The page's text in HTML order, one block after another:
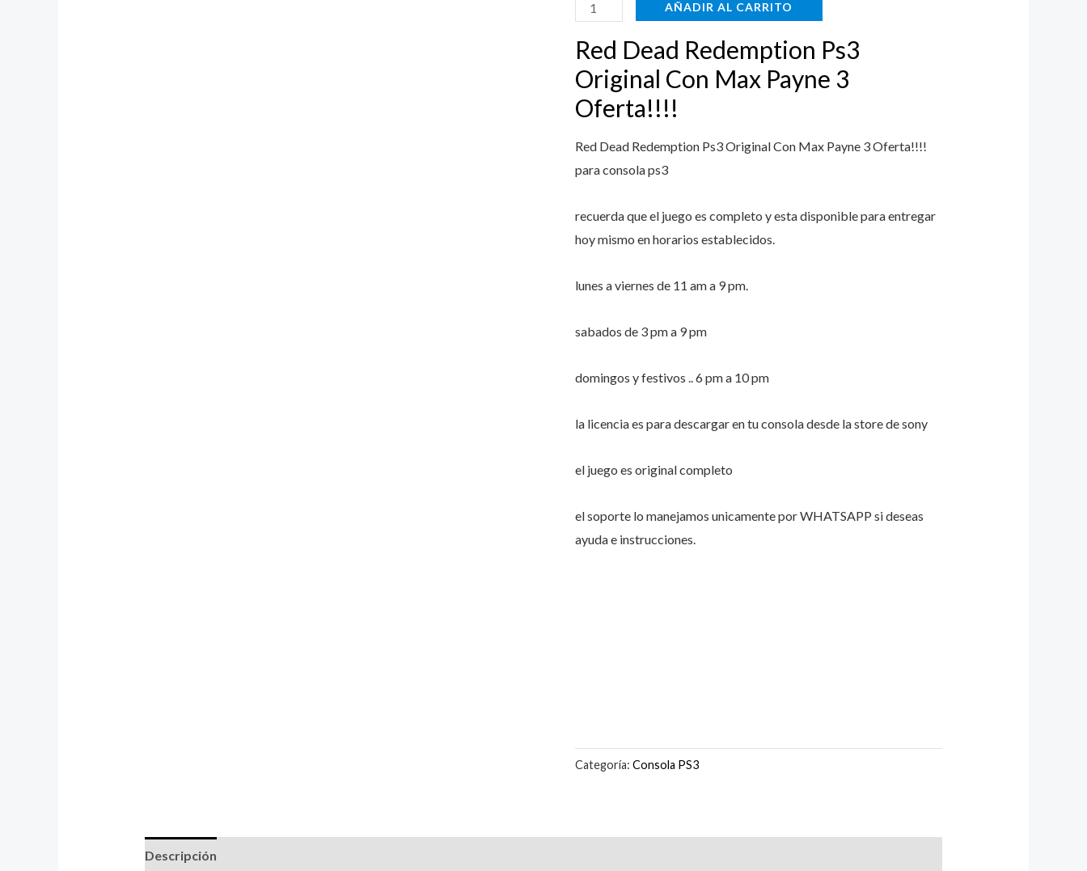
Max
Payne
3
Oferta!!!!
cantidad
AÑADIR AL CARRITO
Red Dead Redemption Ps3
Original Con Max Payne 3
Oferta!!!!
Red Dead Redemption Ps3 Original Con Max Payne 3 Oferta!!!!
para consola ps3
recuerda que el juego es completo y esta disponible para entregar
hoy mismo en horarios establecidos.
lunes a viernes de 11 am a 9 pm.
sabados de 3 pm a 9 pm
domingos y festivos .. 6 pm a 10 pm
la licencia es para descargar en tu consola desde la store de sony
el juego es original completo
el soporte lo manejamos unicamente por WHATSAPP si deseas
ayuda e instrucciones.
Categoría:Consola PS3
Descripción